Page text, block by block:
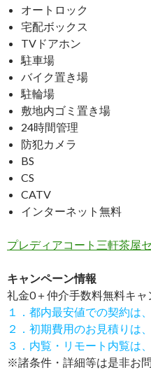
オートロック
宅配ボックス
TVドアホン
駐車場
バイク置き場
駐輪場
敷地内ゴミ置き場
24時間管理
防犯カメラ
BS
CS
CATV
インターネット無料
プレディアコート三軒茶屋
キャンペーン情報
礼金0＋仲介手数料無料キャ
１．都内最安値での契約は
２．初期費用のお見積りは
３．内覧・リモート内覧は
※諸条件・詳細等は是非お